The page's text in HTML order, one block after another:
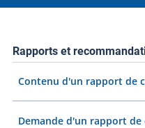
Rapports et
Contenu d'un rapport de
Demande d'un rapport de